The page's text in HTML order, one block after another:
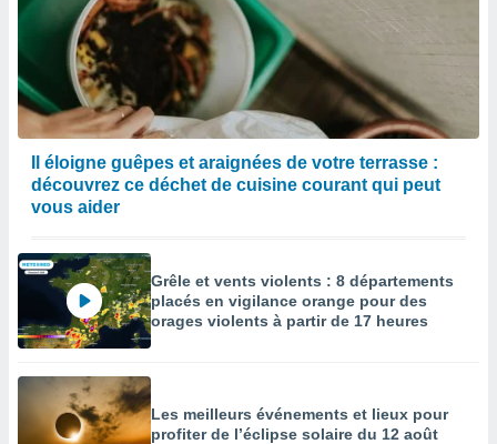
Il éloigne guêpes et araignées de votre terrasse :
découvrez ce déchet de cuisine courant qui peut
vous aider
Grêle et vents violents : 8 départements
placés en vigilance orange pour des
orages violents à partir de 17 heures
Les meilleurs événements et lieux pour
profiter de l’éclipse solaire du 12 août